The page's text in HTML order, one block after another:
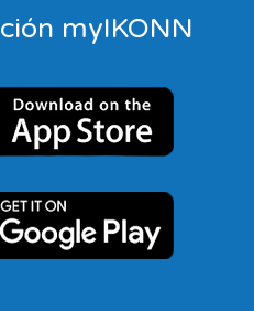
myIKONN